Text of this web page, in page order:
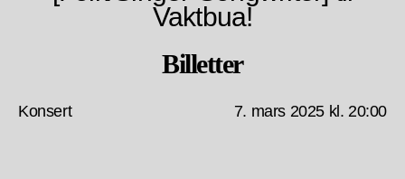
Vaktbua!
Billetter
Konsert 7. mars 2025 kl. 20:00